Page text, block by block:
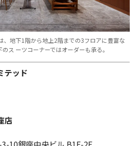
、地下1階から地上2階までの3フロアに豊富な
ス ーツコーナーではオーダーも承る。
テッド
店